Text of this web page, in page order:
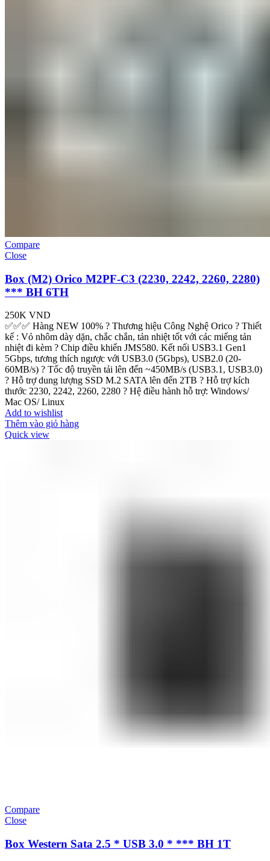
Compare
Close
Box (M2) Orico M2PF-C3 (2230, 2242, 2260, 2280)
*** BH 6TH
250K VND
✅✅✅ Hàng NEW 100% ? Thương hiệu Công Nghệ Orico ? Thiết
kế : Vỏ nhôm dày dặn, chắc chắn, tản nhiệt tốt với các miếng tản
nhiệt đi kèm ? Chip điều khiển JMS580. Kết nối USB3.1 Gen1
5Gbps, tương thích ngược với USB3.0 (5Gbps), USB2.0 (20-
60MB/s) ? Tốc độ truyền tải lên đến ~450MB/s (USB3.1, USB3.0)
? Hỗ trợ dung lượng SSD M.2 SATA lên đến 2TB ? Hỗ trợ kích
thước 2230, 2242, 2260, 2280 ? Hệ điều hành hỗ trợ: Windows/
Mac OS/ Linux
Add to wishlist
Thêm vào giỏ hàng
Quick view
Compare
Close
Box Western Sata 2.5 * USB 3.0 * *** BH 1T